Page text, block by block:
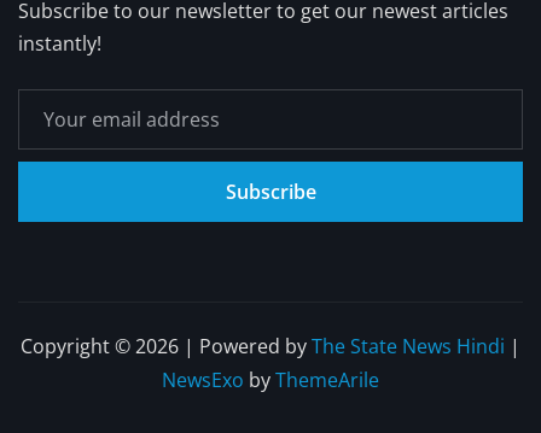
Subscribe to our newsletter to get our newest articles
instantly!
Subscribe
Copyright © 2026 | Powered byThe State News Hindi |
NewsExo byThemeArile